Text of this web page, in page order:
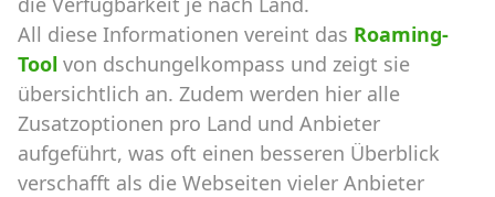
All diese Informationen vereint das Roaming-
Tool von dschungelkompass und zeigt sie
übersichtlich an. Zudem werden hier alle
Zusatzoptionen pro Land und Anbieter
aufgeführt, was oft einen besseren Überblick
verschafft als die Webseiten vieler Anbieter